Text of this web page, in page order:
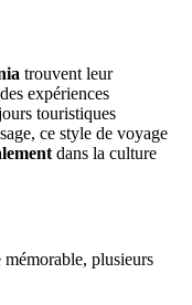
trouvent leur
expériences
touristiques
ce style de voyage
dans la culture
plusieurs